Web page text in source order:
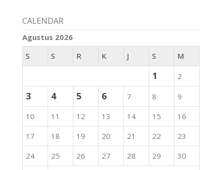
CALENDAR
Agustus 2026
S
S R K J S M
1 2
3 4 5 6 7 8
9
10
11 12 13 14 15
16
17
18 19 20 21 22
23
24
25 26 27 28 29
30